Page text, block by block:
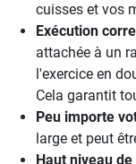
cuisses et vos
Exécution
attachée à un
l'exercice en
Cela garantit
Peu importe
large et peut
Haut niveau